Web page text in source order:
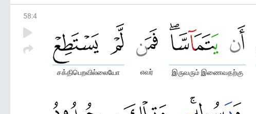
58:4
இருவரும் இணைவதற்கு
எவர்
சக்திபெறவில்லையோ